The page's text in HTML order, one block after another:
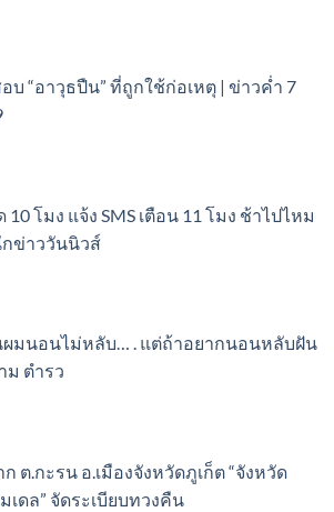
บ “อาวุธปืน” ที่ถูกใช้ก่อเหตุ | ข่าวค่ำ 7
10 โมง แจ้ง SMS เตือน 11 โมง ช้าไปไหม
กข่าววันนิวส์
ผมนอนไม่หลับ… . แต่ถ้าอยากนอนหลับฝัน
ม ตำรว
ต.กะรน อ.เมืองจังหวัดภูเก็ต “จังหวัด
เดล” จัดระเบียบทวงคืน